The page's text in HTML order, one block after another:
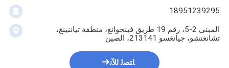
18951239295
المبنى 2-5، رقم 19 طريق فينجوانغ، منطقة تياننينغ،
تشانغتشو، جيانغسو 213141، الصين
ﺎﺘﺼﻟ ﺍﻶﻧ